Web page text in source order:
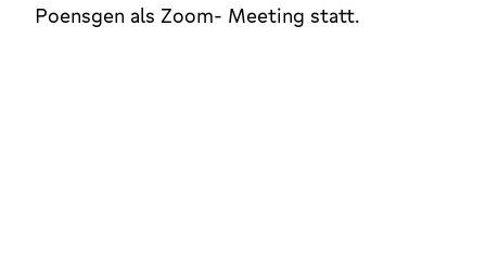
Poensgen als Zoom- Meeting statt.